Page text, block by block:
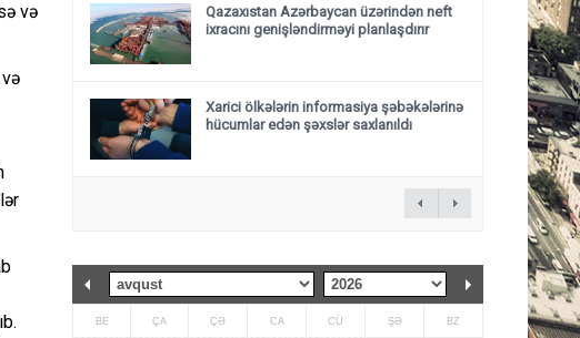
və
Qazaxıstan Azərbaycan üzərindən neft
ixracını genişləndirməyi planlaşdırır
Xarici ölkələrin informasiya şəbəkələrinə
hücumlar edən şəxslər saxlanıldı
BE ÇA ÇƏ CA CÜ ŞƏ BZ